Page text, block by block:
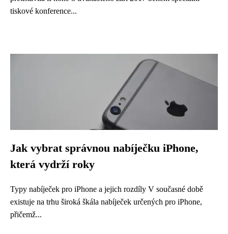
tiskové konference...
Jak vybrat správnou nabíječku iPhone,
která vydrží roky
Typy nabíječek pro iPhone a jejich rozdíly V současné době
existuje na trhu široká škála nabíječek určených pro iPhone,
přičemž...